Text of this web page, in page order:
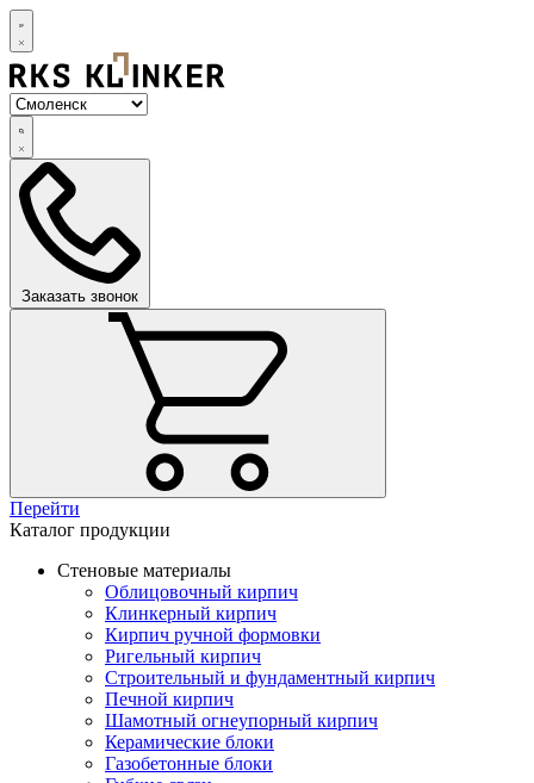
Заказать звонок
Перейти
Каталог продукции
Стеновые материалы
Облицовочный кирпич
Клинкерный кирпич
Кирпич ручной формовки
Ригельный кирпич
Строительный и фундаментный кирпич
Печной кирпич
Шамотный огнеупорный кирпич
Керамические блоки
Газобетонные блоки